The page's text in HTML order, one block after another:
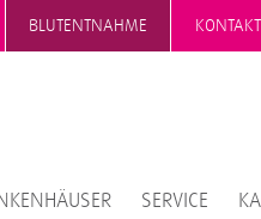
BLUTENTNAHME KONTAKT
SERVICE